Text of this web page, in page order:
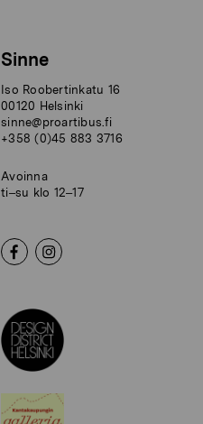
Sinne
Iso Roobertinkatu 16
00120 Helsinki
sinne@proartibus.fi
+358 (0)45 883 3716
Avoinna
ti–su klo 12–17